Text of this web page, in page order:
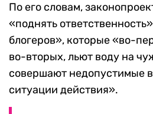
По его словам,
«поднять
блогеров», которые «во-
во-вторых, льют воду на
совершают недопустимые
ситуации действия».